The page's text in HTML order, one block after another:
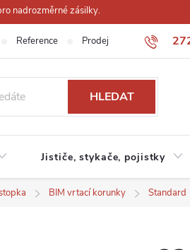
nadrozměrné zásilky.
Reference Prodejna Obchodní
HLEDAT
Jističe, stykače, pojistky
BIM vrtací korunky Standard